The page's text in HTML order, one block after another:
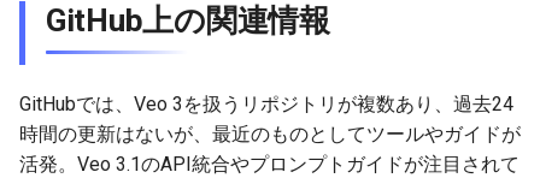
2026-04-16
2026-04-14
2025-10-01
2025-09-29
2026-04-16
2026-04-14
2025-10-01
2025-09-29
2026-04-13
2026-04-11
2025-10-01
2025-09-29
2026-04-12
2026-04-10
GitHub上の関連情報
GitHubでは、Veo 3を扱うリポジトリが複数あり、過去24
時間の更新はないが、最近のものとしてツールやガイドが
活発。Veo 3.1のAPI統合やプロンプトガイドが注目されて